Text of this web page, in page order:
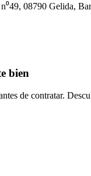
08790 Gelida,
bien
de contratar.